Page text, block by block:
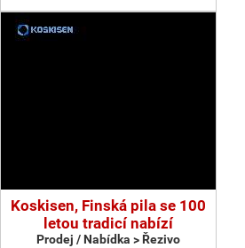
Koskisen, Finská pila se 100
letou tradicí nabízí
Prodej / Nabídka > Řezivo